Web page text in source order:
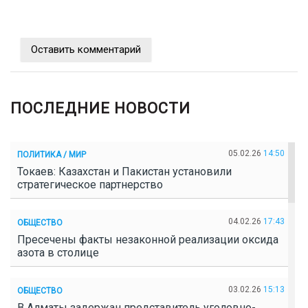
Оставить комментарий
ПОСЛЕДНИЕ НОВОСТИ
ПОЛИТИКА / МИР 05.02.26 14:50
Токаев: Казахстан и Пакистан установили
стратегическое партнерство
ОБЩЕСТВО 04.02.26 17:43
Пресечены факты незаконной реализации оксида
азота в столице
ОБЩЕСТВО 03.02.26 15:13